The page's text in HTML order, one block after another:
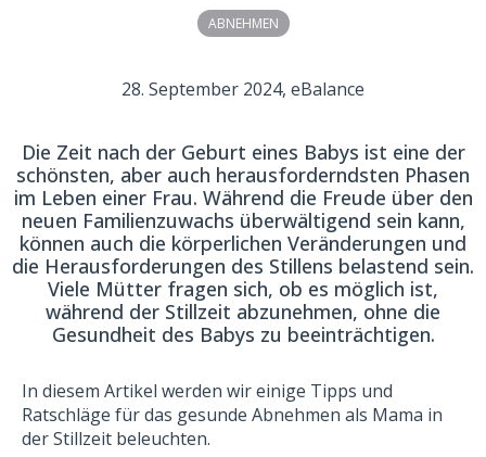
ABNEHMEN
28. September 2024, eBalance
Die Zeit nach der Geburt eines Babys ist eine der
schönsten, aber auch herausforderndsten Phasen
im Leben einer Frau. Während die Freude über den
neuen Familienzuwachs überwältigend sein kann,
können auch die körperlichen Veränderungen und
die Herausforderungen des Stillens belastend sein.
Viele Mütter fragen sich, ob es möglich ist,
während der Stillzeit abzunehmen, ohne die
Gesundheit des Babys zu beeinträchtigen.
In diesem Artikel werden wir einige Tipps und
Ratschläge für das gesunde Abnehmen als Mama in
der Stillzeit beleuchten.